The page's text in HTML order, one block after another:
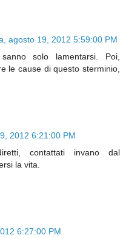
agosto 19, 2012 5:59:00 PM
solo lamentarsi. Poi,
le cause di questo sterminio,
2012 6:21:00 PM
contattati invano dal
la vita.
6:27:00 PM